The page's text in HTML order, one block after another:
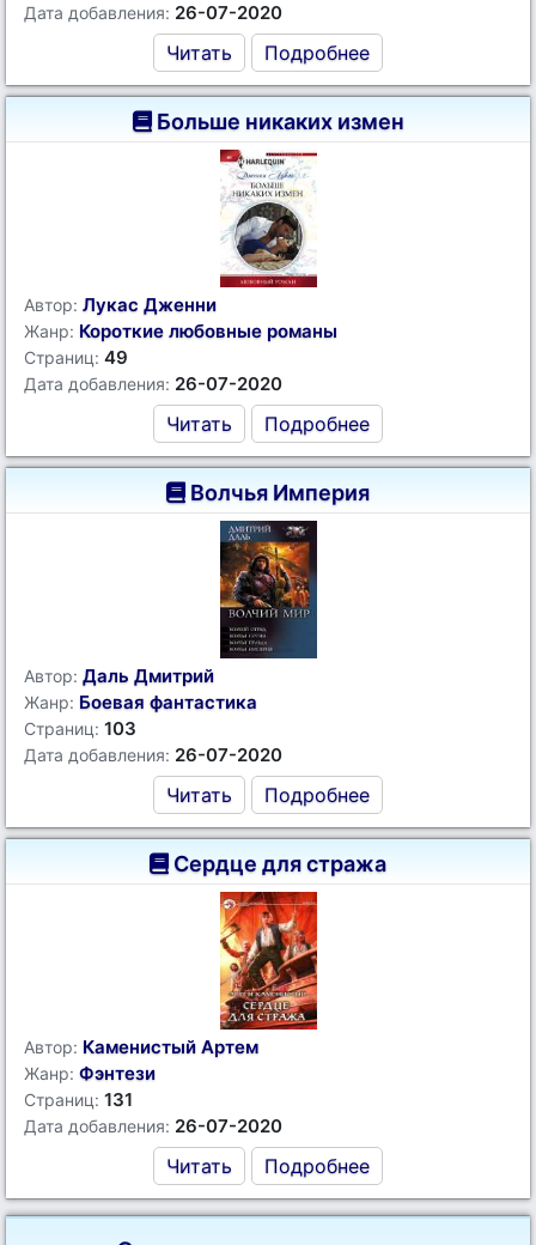
Дата добавления: 26-07-2020
Читать Подробнее
Больше никаких измен
Автор: Лукас Дженни
Жанр: Короткие любовные романы
Страниц: 49
Дата добавления: 26-07-2020
Читать Подробнее
Волчья Империя
Автор: Даль Дмитрий
Жанр: Боевая фантастика
Страниц: 103
Дата добавления: 26-07-2020
Читать Подробнее
Сердце для стража
Автор: Каменистый Артем
Жанр: Фэнтези
Страниц: 131
Дата добавления: 26-07-2020
Читать Подробнее